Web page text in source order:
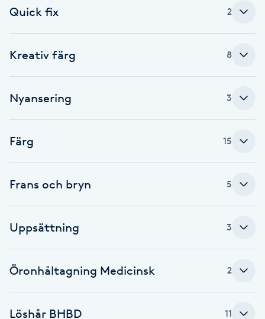
Extensions borttagning
Eyeliner-tatuering
Face framing
Fet hårbotten
Fibromassage
Fillers
Quick fix 2
Kreativ färg 8
Nyansering 3
Färg 15
Frans och bryn 5
Uppsättning 3
Öronhåltagning Medicinsk 2
Löshår BHBD 11